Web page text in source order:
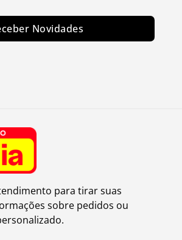
Novidades
para tirar suas
sobre pedidos ou